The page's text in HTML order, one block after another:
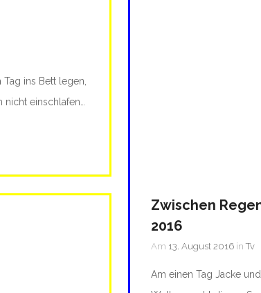
Zwischen
2016
Am 13. August 2016 inTv
Am einen Tag Jacke
ins Bett legen,
einschlafen…